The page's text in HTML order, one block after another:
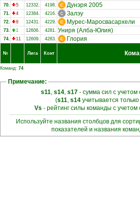
70. 5 12332. 4198. Дунэря 2005
71. 4 12384. 4216. Залэу
72. 8 12431. 4229. Мурес-Маросвасархели
73. 1 12606. 4281. Униря (Алба‑Юлия)
74. 11 12609. 4283. Глория
№ Лига Конт
Команд: 74
Примечание:
s11, s14, s17- сумма сил с учетом
(s11, s14 учитывается
Vs - рейтинг силы команды с
Используйте названия столбцов для
показателей и названия